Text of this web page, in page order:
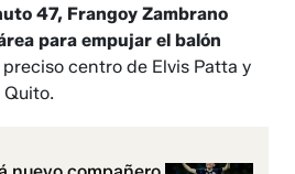
47, Frangoy Zambrano
para empujar el balón
centro de Elvis Patta y